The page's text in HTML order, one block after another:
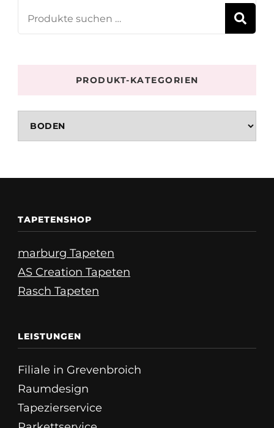
PRODUKT-KATEGORIEN
TAPETENSHOP
marburg Tapeten
AS Creation Tapeten
Rasch Tapeten
LEISTUNGEN
Filiale in Grevenbroich
Raumdesign
Tapezierservice